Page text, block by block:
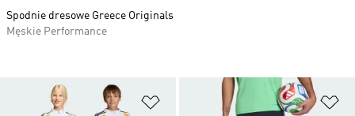
Dodaj do listy życzeń
Spodnie dresowe Greece Originals
Męskie Performance